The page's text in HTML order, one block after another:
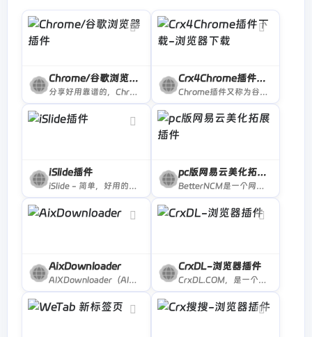
Chrome/谷歌浏览器插件
分享好用靠谱的，Chrome/谷歌浏览器插件
Crx4Chrome插件下载-浏览器下载
Chrome插件又称为谷歌浏览器插件，是谷歌浏览器的扩展插件离线后缀为crx，安装chrome扩展 插件提高Chrome的使用体验。想要安装Chrome插件的方式有许多，用户可以直接在Chrome商店中下载和安装谷歌浏览器插件，如果你需要离线安装crx推荐使用crx4.com进行离线安装
iSlide插件
iSlide - 简单，好用的PPT插件！拥有30万+ 原创可商用PPT模板，PPT主题素材，PPT案例，PPT图表，PPT图示，PPT图标，PPT插图和800万+正版图片。提供38个设计辅助实用功能，一键解决PPT设计制做中的难题。
pc版网易云美化拓展插件
BetterNCM是一个网易云音乐增...
AixDownloader
AIXDownloader（AIX智能下载器）是一款专业的网页内容下载工具，支持图片、视频、音频等多种媒体的批量下载。软件兼容电商、社交媒体、视频网站、音乐平台等常见场景，具备高清解析、灵活筛选、多格式支持等功能，已成为超百万用户的常用下载神器。
CrxDL-浏览器插件
CrxDL.COM，是一个免费的Chrome谷歌浏览器扩展插件下载网站，支持以名称字和ID值的形式搜索查询，你在CrxDL.COM，不仅能获取最新版谷歌浏览器CRX安装文件，还可以下载Chrome谷歌浏览器扩展插件的历史版本。